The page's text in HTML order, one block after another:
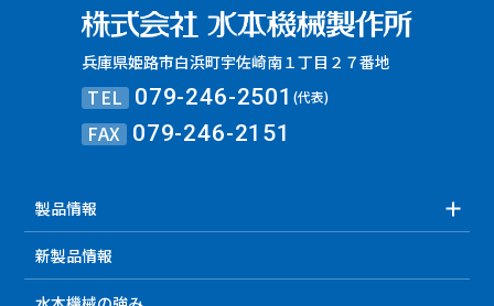
兵庫県姫路市白浜町宇佐崎南１丁目２７番地
TEL 079-246-2501(代表)
FAX 079-246-2151
製品情報
新製品情報